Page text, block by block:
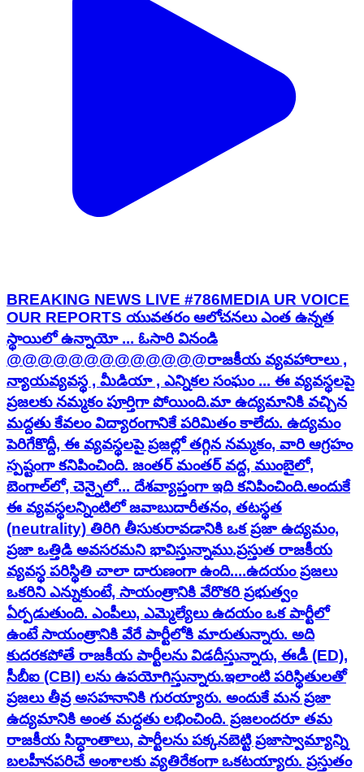
BREAKING NEWS LIVE #786MEDIA UR VOICE
OUR REPORTS యువతరం ఆలోచనలు ఎంత ఉన్నత
స్థాయిలో ఉన్నాయో ... ఓసారి వినండి
@@@@@@@@@@@@@ ​ ​రాజకీయ వ్యవహారాలు ,
న్యాయవ్యవస్థ , మీడియా , ఎన్నికల సంఘం ... ఈ వ్యవస్థలపై
ప్రజలకు నమ్మకం పూర్తిగా పోయింది. ​మా ఉద్యమానికి వచ్చిన
మద్దతు కేవలం విద్యారంగానికే పరిమితం కాలేదు. ఉద్యమం
పెరిగేకొద్దీ, ఈ వ్యవస్థలపై ప్రజల్లో తగ్గిన నమ్మకం, వారి ఆగ్రహం
స్పష్టంగా కనిపించింది. జంతర్ మంతర్ వద్ద, ముంబైలో,
బెంగాల్‌లో, చెన్నైలో... దేశవ్యాప్తంగా ఇది కనిపించింది. ​అందుకే
ఈ వ్యవస్థలన్నింటిలో జవాబుదారీతనం, తటస్థత
(neutrality) తిరిగి తీసుకురావడానికి ఒక ప్రజా ఉద్యమం,
ప్రజా ఒత్తిడి అవసరమని భావిస్తున్నాము. ​ప్రస్తుత రాజకీయ
వ్యవస్థ పరిస్థితి చాలా దారుణంగా ఉంది....ఉదయం ప్రజలు
ఒకరిని ఎన్నుకుంటే, సాయంత్రానికి వేరొకరి ప్రభుత్వం
ఏర్పడుతుంది. ఎంపీలు, ఎమ్మెల్యేలు ఉదయం ఒక పార్టీలో
ఉంటే సాయంత్రానికి వేరే పార్టీలోకి మారుతున్నారు. అది
కుదరకపోతే రాజకీయ పార్టీలను విడదీస్తున్నారు, ఈడీ (ED),
సీబీఐ (CBI) లను ఉపయోగిస్తున్నారు. ​ఇలాంటి పరిస్థితులతో
ప్రజలు తీవ్ర అసహనానికి గురయ్యారు. అందుకే మన ప్రజా
ఉద్యమానికి అంత మద్దతు లభించింది. ప్రజలందరూ తమ
రాజకీయ సిద్ధాంతాలు, పార్టీలను పక్కనబెట్టి ప్రజాస్వామ్యాన్ని
బలహీనపరిచే అంశాలకు వ్యతిరేకంగా ఒకటయ్యారు. ప్రస్తుతం